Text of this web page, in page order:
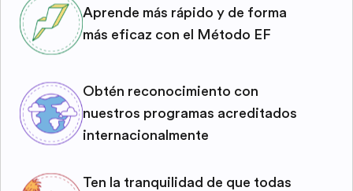
Aprende más rápido y de forma
más eficaz con el Método EF
Obtén reconocimiento con
nuestros programas acreditados
internacionalmente
Ten la tranquilidad de que todas